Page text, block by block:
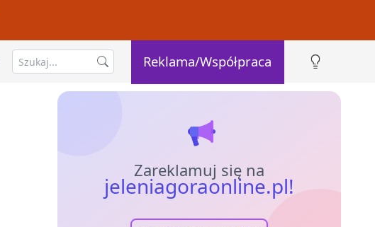
Reklama/Współpraca
Zareklamuj się na
jeleniagoraonline.pl!